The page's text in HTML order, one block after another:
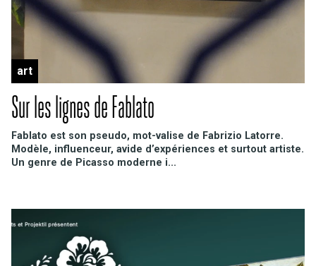
art
Sur les lignes de Fablato
Fablato est son pseudo, mot-valise de Fabrizio Latorre.
Modèle, influenceur, avide d’expériences et surtout artiste.
Un genre de Picasso moderne i...